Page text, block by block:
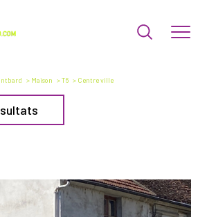
Maison T6 Centre ville